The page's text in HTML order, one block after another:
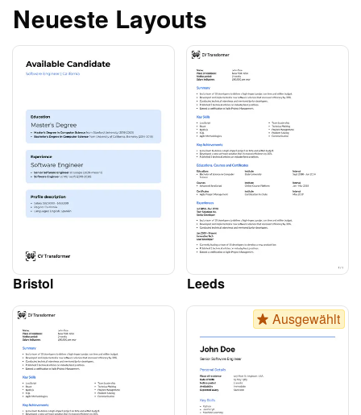
Neueste Layouts
Bristol Leeds
Ausgewählt